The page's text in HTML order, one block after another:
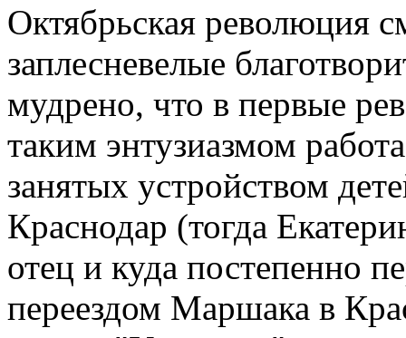
Октябрьская революция
заплесневелые
мудрено, что в первые
таким энтузиазмом
занятых устройством
Краснодар (тогда
отец и куда постепенно
переездом Маршака в